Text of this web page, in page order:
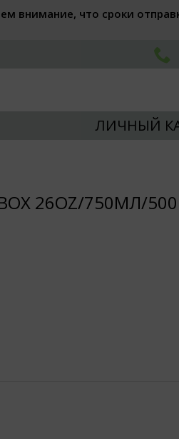
внимание, что сроки
ЛИЧНЫЙ
26OZ/750МЛ/